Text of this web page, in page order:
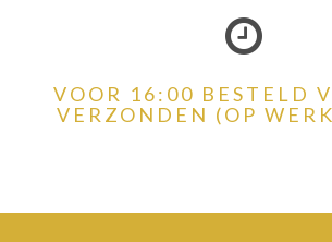
VOOR 16:00 BESTELD
VERZONDEN (OP